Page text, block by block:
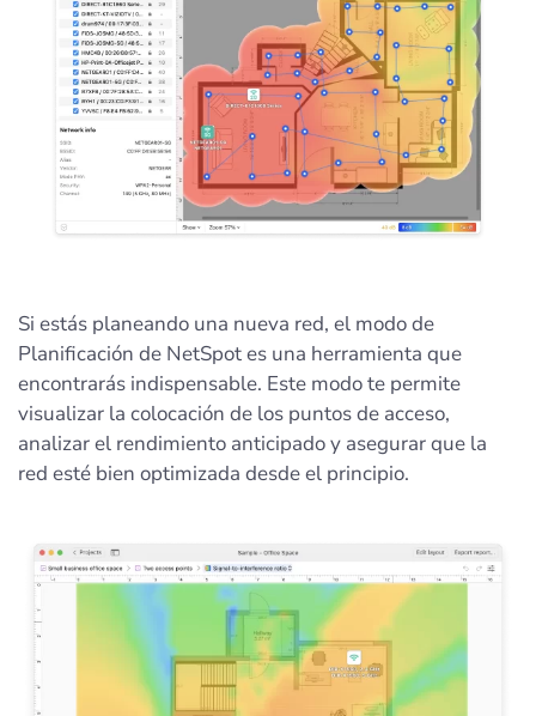
Si estás planeando una nueva red, el modo de
Planificación de NetSpot es una herramienta que
encontrarás indispensable. Este modo te permite
visualizar la colocación de los puntos de acceso,
analizar el rendimiento anticipado y asegurar que la
red esté bien optimizada desde el principio.